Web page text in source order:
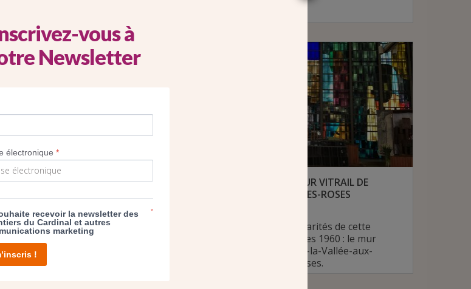
SAINT-JOSEPH : UN NOUVEAU
2019, monseigneur Stanislas
évêque de Pontoise, a consacré
Joseph à Montigny-Lès-
Cet édifice extraordinairement
RESTAURATION DU MUR VITRAIL DE
SAINT-PAUL À L’HAŸ-LES-ROSES
C'est l'une des particularités de cette
église "halle" des années 1960 : le mur
vitrail de Saint-Paul-de-la-Vallée-aux-
Renards à l'Haÿ-les-Roses.
vous à
Newsletter
électronique*
recevoir la newsletter des
du Cardinal et autres
marketing
*
!